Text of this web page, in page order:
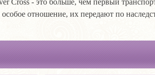
Cross - это больше, чем первый
отношение, их передают по